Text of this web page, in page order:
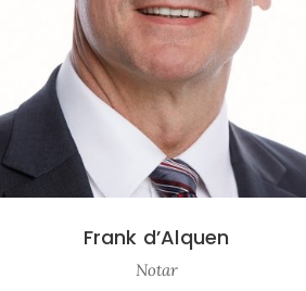
Frank d’Alquen
Notar